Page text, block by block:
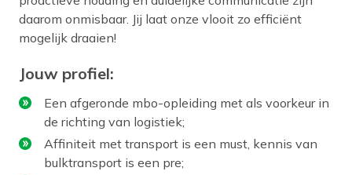
daarom onmisbaar. Jij laat onze vlooit zo efficiënt
mogelijk draaien!
Jouw profiel:
Een afgeronde mbo-opleiding met als voorkeur in
de richting van logistiek;
Affiniteit met transport is een must, kennis van
bulktransport is een pre;